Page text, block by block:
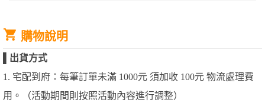
購物說明
出貨方式
1. 宅配到府：每筆訂單未滿 1000元 須加收 100元 物流處理費
用。（活動期間則按照活動內容進行調整）